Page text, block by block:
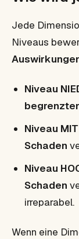
Jede
Niveaus
Niveau
Niveau
Schaden
Niveau
Schaden
irreparabel.
Wenn eine